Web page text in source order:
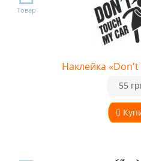
Товар
Наклейка «Don't
55